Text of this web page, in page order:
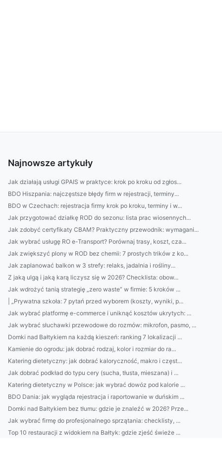
Najnowsze artykuły
Jak działają usługi GPAIS w praktyce: krok po kroku od zgłos...
BDO Hiszpania: najczęstsze błędy firm w rejestracji, terminy...
BDO w Czechach: rejestracja firmy krok po kroku, terminy i w...
Jak przygotować działkę ROD do sezonu: lista prac wiosennych...
Jak zdobyć certyfikaty CBAM? Praktyczny przewodnik: wymagani...
Jak wybrać usługę RO e-Transport? Porównaj trasy, koszt, cza...
Jak zwiększyć plony w ROD bez chemii: 7 prostych trików z ko...
Jak zaplanować balkon w 3 strefy: relaks, jadalnia i rośliny...
Z jaką ulgą i jaką karą liczysz się w 2026? Checklista: obow...
Jak wdrożyć tanią strategię „zero waste” w firmie: 5 kroków ...
| „Prywatna szkoła: 7 pytań przed wyborem (koszty, wyniki, p...
Jak wybrać platformę e-commerce i uniknąć kosztów ukrytych: ...
Jak wybrać słuchawki przewodowe do rozmów: mikrofon, pasmo, ...
Domki nad Bałtykiem na każdą kieszeń: ranking 7 lokalizacji ...
Kamienie do ogrodu: jak dobrać rodzaj, kolor i rozmiar do ra...
Katering dietetyczny: jak dobrać kaloryczność, makro i częst...
Jak dobrać podkład do typu cery (sucha, tłusta, mieszana) i ...
Katering dietetyczny w Polsce: jak wybrać dowóz pod kalorie ...
BDO Dania: jak wygląda rejestracja i raportowanie w duńskim ...
Domki nad Bałtykiem bez tłumu: gdzie je znaleźć w 2026? Prze...
Jak wybrać firmę do profesjonalnego sprzątania: checklisty, ...
Top 10 restauracji z widokiem na Bałtyk: gdzie zjeść świeże ...